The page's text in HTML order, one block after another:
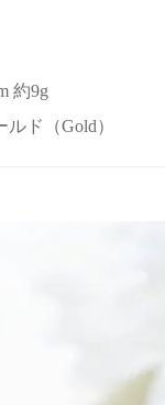
約9g
ド（Gold）